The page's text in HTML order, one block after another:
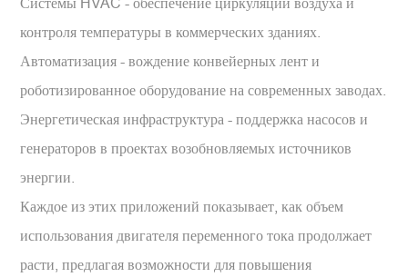
Системы HVAC - обеспечение циркуляции воздуха и
контроля температуры в коммерческих зданиях.
Автоматизация - вождение конвейерных лент и
роботизированное оборудование на современных заводах.
Энергетическая инфраструктура - поддержка насосов и
генераторов в проектах возобновляемых источников
энергии.
Каждое из этих приложений показывает, как объем
использования двигателя переменного тока продолжает
расти, предлагая возможности для повышения